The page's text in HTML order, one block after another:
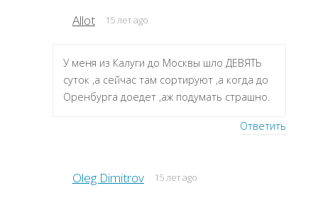
Allot 15 лет ago
У меня из Калуги до Москвы шло ДЕВЯТЬ
суток ,а сейчас там сортируют ,а когда до
Оренбурга доедет ,аж подумать страшно.
Ответить
Oleg Dimitrov 15 лет ago